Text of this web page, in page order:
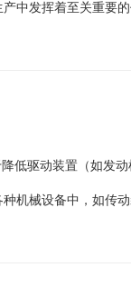
中发挥着至关重要
低驱动装置（如发
机械设备中，如传